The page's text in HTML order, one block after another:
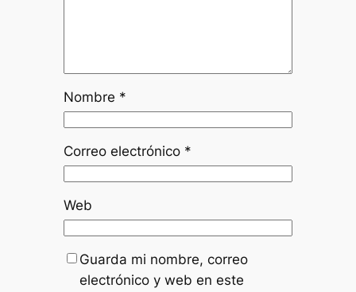
Nombre *
Correo electrónico *
Web
Guarda mi nombre, correo
electrónico y web en este